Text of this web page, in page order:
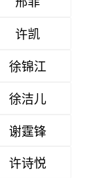
许凯
徐锦江
徐洁儿
谢霆锋
许诗悦